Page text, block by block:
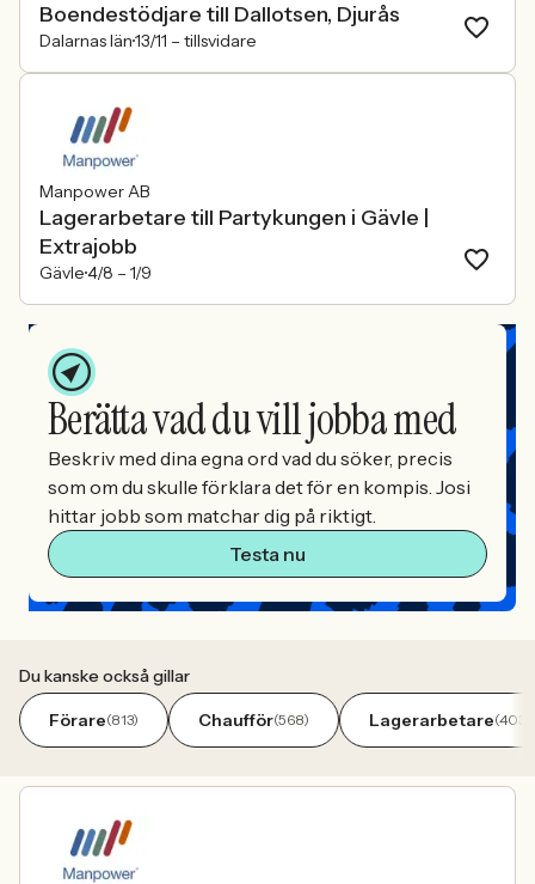
Boendestödjare till Dallotsen, Djurås
Dalarnas län13/11 – tillsvidare
Manpower AB
Lagerarbetare till Partykungen i Gävle |
Extrajobb
Gävle4/8 – 1/9
Berätta vad du vill jobba med
Beskriv med dina egna ord vad du söker, precis
som om du skulle förklara det för en kompis. Josi
hittar jobb som matchar dig på riktigt.
Testa nu
Du kanske också gillar
Förare(813) Chaufför(568) Lagerarbetare(403)